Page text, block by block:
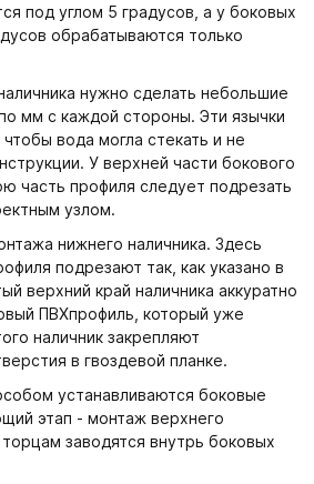
под углом 5 градусов, а у боковых
обрабатываются только
нужно сделать небольшие
мм с каждой стороны. Эти язычки
вода могла стекать и не
У верхней части бокового
часть профиля следует подрезать
узлом.
нижнего наличника. Здесь
подрезают так, как указано в
верхний край наличника аккуратно
ПВХпрофиль, который уже
наличник закрепляют
в гвоздевой планке.
устанавливаются боковые
этап - монтаж верхнего
заводятся внутрь боковых